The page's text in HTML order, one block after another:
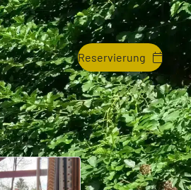
Reservierung